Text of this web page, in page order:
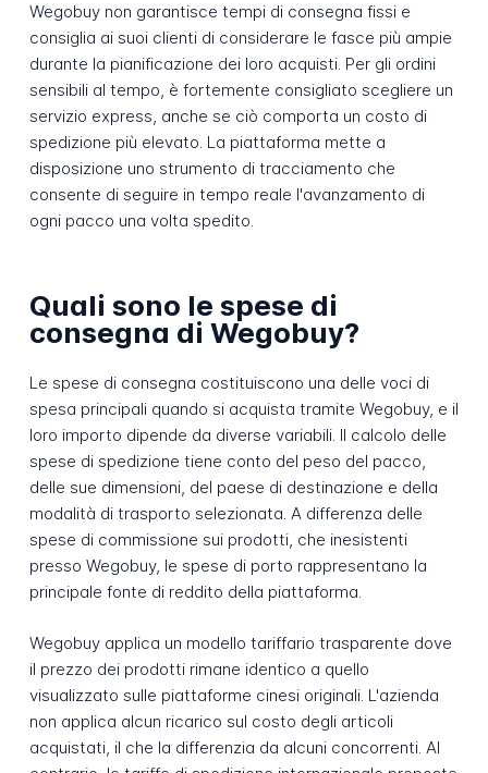
Wegobuy non garantisce tempi di consegna fissi e
consiglia ai suoi clienti di considerare le fasce più ampie
durante la pianificazione dei loro acquisti. Per gli ordini
sensibili al tempo, è fortemente consigliato scegliere un
servizio express, anche se ciò comporta un costo di
spedizione più elevato. La piattaforma mette a
disposizione uno strumento di tracciamento che
consente di seguire in tempo reale l'avanzamento di
ogni pacco una volta spedito.
Quali sono le spese di
consegna di Wegobuy?
Le spese di consegna costituiscono una delle voci di
spesa principali quando si acquista tramite Wegobuy, e il
loro importo dipende da diverse variabili. Il calcolo delle
spese di spedizione tiene conto del peso del pacco,
delle sue dimensioni, del paese di destinazione e della
modalità di trasporto selezionata. A differenza delle
spese di commissione sui prodotti, che inesistenti
presso Wegobuy, le spese di porto rappresentano la
principale fonte di reddito della piattaforma.
Wegobuy applica un modello tariffario trasparente dove
il prezzo dei prodotti rimane identico a quello
visualizzato sulle piattaforme cinesi originali. L'azienda
non applica alcun ricarico sul costo degli articoli
acquistati, il che la differenzia da alcuni concorrenti. Al